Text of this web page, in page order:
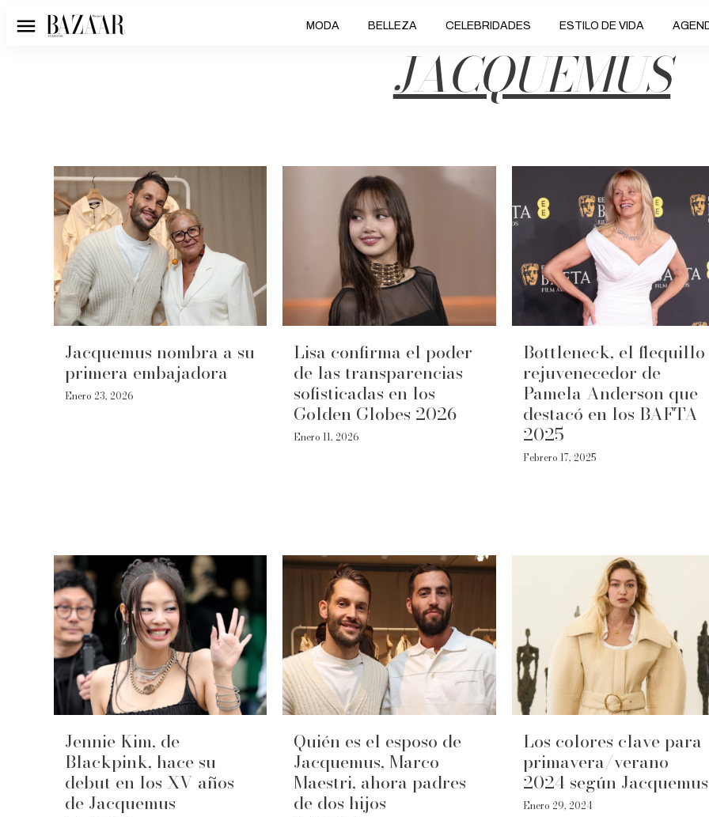
Menú MODA BELLEZA CELEBRIDADES ESTILO DE VIDA
JACQUEMUS
Jacquemus nombra a su
primera embajadora
Enero 23, 2026
Lisa confirma el poder
de las transparencias
sofisticadas en los
Golden Globes 2026
Enero 11, 2026
Bottleneck, el flequillo
rejuvenecedor de
Pamela Anderson que
destacó en los BAFTA
2025
Febrero 17, 2025
Jennie Kim, de
Blackpink, hace su
debut en los XV años
de Jacquemus
Quién es el esposo de
Jacquemus, Marco
Maestri, ahora padres
de dos hijos
Los colores clave para
primavera/verano
2024 según Jacquemus
Enero 29, 2024